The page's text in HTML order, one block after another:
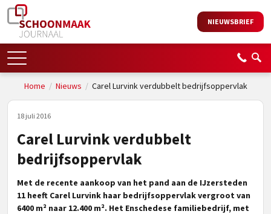
NIEUWSBRIEF
Home / Nieuws / Carel Lurvink verdubbelt bedrijfsoppervlak
18 juli 2016
Carel Lurvink verdubbelt
bedrijfsoppervlak
Met de recente aankoop van het pand aan de IJzersteden
11 heeft Carel Lurvink haar bedrijfsoppervlak vergroot van
6400 m² naar 12.400 m². Het Enschedese familiebedrijf, met